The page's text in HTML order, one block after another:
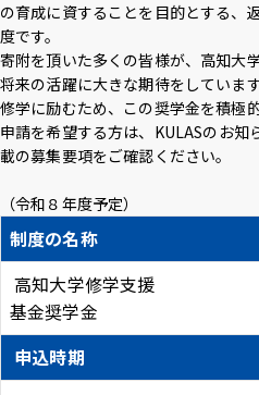
高知大学校友会
危機管理
アクセス採用情報 お問い合わせ
プライバシーポリシーサイトマッ
Inst
agra
m
Face
boo
k
X
You
Tub
LINE
言語 ： 日本語 English
の育成に資することを目的とする、
度です。
寄附を頂いた多くの皆様が、高知大
将来の活躍に大きな期待をしていま
修学に励むため、この奨学金を積極
申請を希望する方は、KULASのお
載の募集要項をご確認ください。
（令和８年度予定）
制度の名称
高知大学修学支援
基金奨学金
申込時期